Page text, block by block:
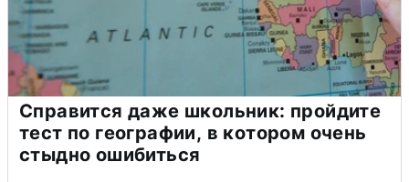
Справится даже школьник: пройдите
тест по географии, в котором очень
стыдно ошибиться